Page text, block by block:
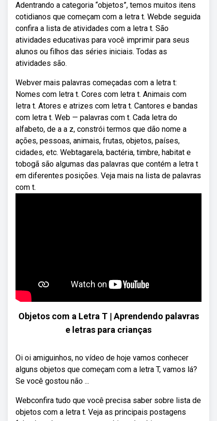
Adentrando a categoria “objetos”, temos muitos itens
cotidianos que começam com a letra t. Webde seguida
confira a lista de atividades com a letra t. São
atividades educativas para você imprimir para seus
alunos ou filhos das séries iniciais. Todas as
atividades são.
Webver mais palavras começadas com a letra t:
Nomes com letra t. Cores com letra t. Animais com
letra t. Atores e atrizes com letra t. Cantores e bandas
com letra t. Web — palavras com t. Cada letra do
alfabeto, de a a z, constrói termos que dão nome a
ações, pessoas, animais, frutas, objetos, países,
cidades, etc. Webtagarela, bactéria, timbre, habitat e
tobogã são algumas das palavras que contém a letra t
em diferentes posições. Veja mais na lista de palavras
com t.
Objetos com a Letra T | Aprendendo palavras
e letras para crianças
Oi oi amiguinhos, no vídeo de hoje vamos conhecer
alguns objetos que começam com a letra T, vamos lá?
Se você gostou não ...
Webconfira tudo que você precisa saber sobre lista de
objetos com a letra t. Veja as principais postagens